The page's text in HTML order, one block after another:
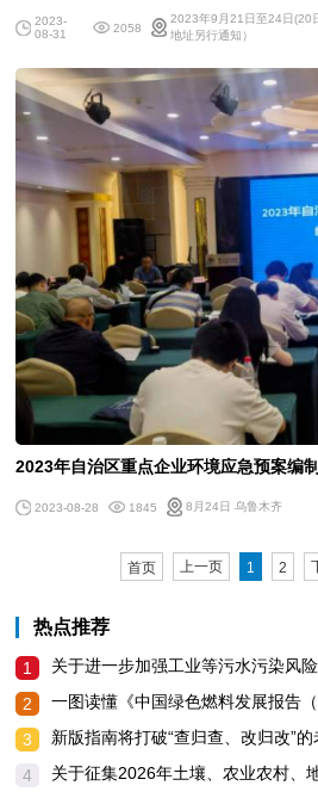
2023-
08-31
2058
2023年9月21日至24日(20
地址另行通知）
2023-08-28 1845 8月24日 乌鲁木齐
首页 上一页 1 2
热点推荐
1
2
一图读懂《中国绿色燃料发展报告（
3
新版指南将打破“查归查、改归改”
4